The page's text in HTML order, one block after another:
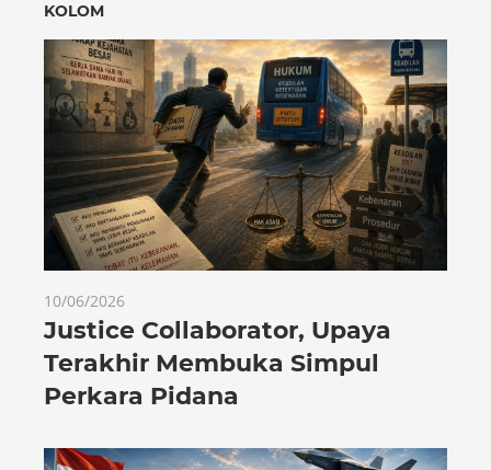
KOLOM
10/06/2026
Justice Collaborator, Upaya
Terakhir Membuka Simpul
Perkara Pidana